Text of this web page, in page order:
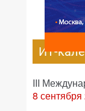
ИТ-
III
8